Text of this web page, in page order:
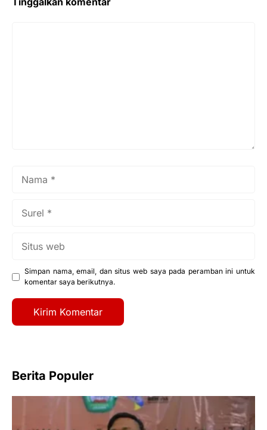
Simpan nama, email, dan situs web saya pada peramban ini untuk
komentar saya berikutnya.
Berita Populer